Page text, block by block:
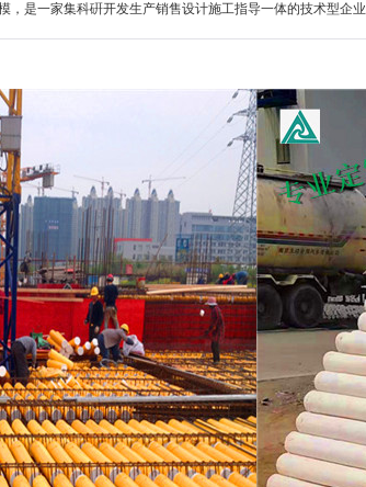
，是一家集科硏开发生产销售设计施工指导一体的技术型企业